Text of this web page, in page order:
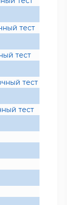
тест
тест
тест
тест